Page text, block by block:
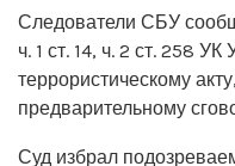
Следователи СБУ
ч. 1 ст. 14, ч. 2 ст. 258
террористическому
предварительному
Суд избрал